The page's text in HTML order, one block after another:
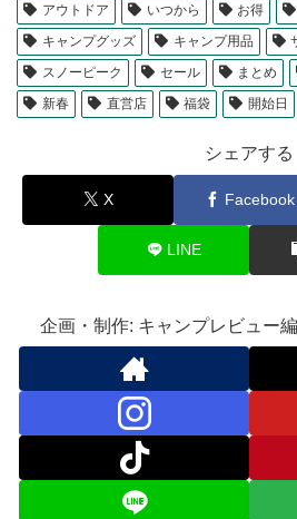
アウトドア
いつから お得
キャンプグッズ
キャンプ用品
スノーピーク
セール まとめ
新春
直営店 福袋 開始日
シェアする
X Facebook
LINE
企画・制作: キャンプレビュー